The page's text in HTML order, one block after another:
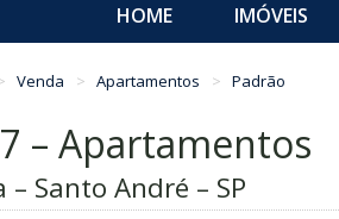
HOME IMÓVEIS
Venda Apartamentos Padrão
– Apartamentos
Santo André – SP